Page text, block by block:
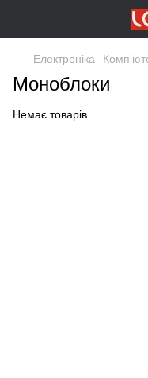
Електроніка
Моноблоки
Немає товарів